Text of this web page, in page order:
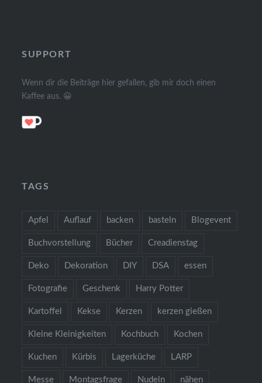
SUPPORT
Wenn dir die Beiträge hier gefallen, gib mir doch einen
Kaffee aus. 😀
TAGS
Apfel Auflauf backen basteln Blogevent
Buchvorstellung Bücher Creadienstag
Deko Dekoration DIY DSA essen
Fotografie Geschenk Harry Potter
Kartoffel Kekse Kerzen kerzen gießen
Kleine Kleinigkeiten Kochbuch Kochen
Kuchen Kürbis Lagerküche LARP
Messe Montagsfrage Nudeln nähen